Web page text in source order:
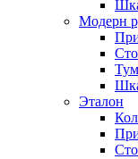
Модерн
Эталон